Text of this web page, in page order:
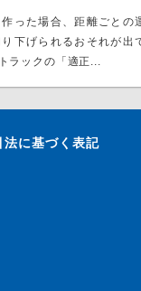
った場合、距離ごとの
下げられるおそれが出
ラックの「適正...
法に基づく表記